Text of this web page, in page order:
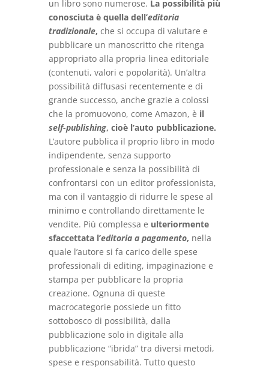
un libro sono numerose. La possibilità più
conosciuta è quella dell’editoria
tradizionale, che si occupa di valutare e
pubblicare un manoscritto che ritenga
appropriato alla propria linea editoriale
(contenuti, valori e popolarità). Un’altra
possibilità diffusasi recentemente e di
grande successo, anche grazie a colossi
che la promuovono, come Amazon, è il
self-publishing, cioè l’auto pubblicazione.
L’autore pubblica il proprio libro in modo
indipendente, senza supporto
professionale e senza la possibilità di
confrontarsi con un editor professionista,
ma con il vantaggio di ridurre le spese al
minimo e controllando direttamente le
vendite. Più complessa e ulteriormente
sfaccettata l’editoria a pagamento, nella
quale l’autore si fa carico delle spese
professionali di editing, impaginazione e
stampa per pubblicare la propria
creazione. Ognuna di queste
macrocategorie possiede un fitto
sottobosco di possibilità, dalla
pubblicazione solo in digitale alla
pubblicazione “ibrida” tra diversi metodi,
spese e responsabilità. Tutto questo